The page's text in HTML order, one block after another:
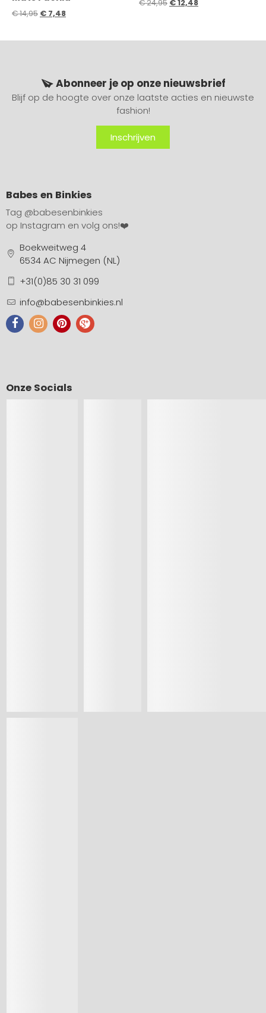
€14,95 € 7,48
€24,95 €12,48
Abonneer je op onze nieuwsbrief
Blijf op de hoogte over onze laatste acties en nieuwste
fashion!
Inschrijven
Babes en Binkies
Tag @babesenbinkies
op Instagram en volg ons!❤️
Boekweitweg 4
6534 AC Nijmegen (NL)
+31(0)85 30 31 099
info@babesenbinkies.nl
Onze Socials